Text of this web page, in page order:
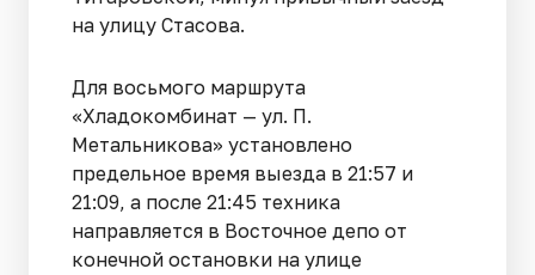
на улицу Стасова.
Для восьмого маршрута
«Хладокомбинат — ул. П.
Метальникова» установлено
предельное время выезда в 21:57 и
21:09, а после 21:45 техника
направляется в Восточное депо от
конечной остановки на улице